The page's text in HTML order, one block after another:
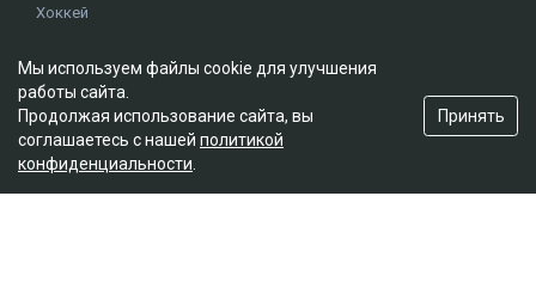
Хоккей
Истории
Олимпиада
Редакция
О проекте
Мы используем файлы cookie для улучшения
работы сайта.
Продолжая использование сайта, вы
соглашаетесь с нашей политикой
конфиденциальности
Принять